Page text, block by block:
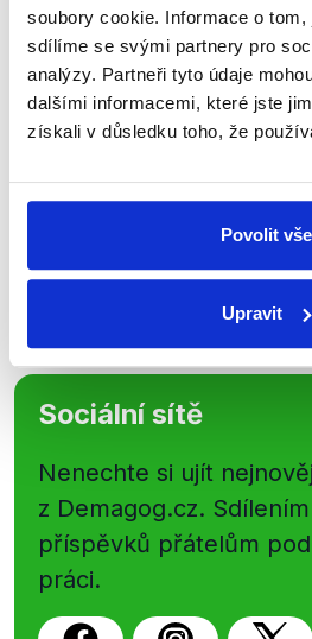
soubory cookie. Informace o
sdílíme se svými partnery pro
analýzy. Partneři tyto údaje
dalšími informacemi, které jste
získali v důsledku toho, že
Povolit vše
Upravit
Přihlaste se k odběru
newsletteru nebo
kanálu, kde pravidelně
shrnutí nejzajímavějších
přehled o tom, jaké
nepravdy se zrovna v
Sociální sítě
Nenechte si ujít
z Demagog.cz.
příspěvků přátelům
práci.